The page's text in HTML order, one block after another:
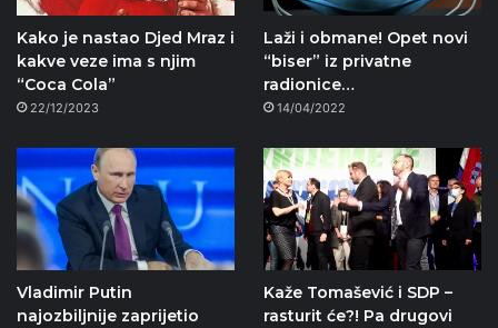
Kako je nastao Djed Mraz i
kakve veze ima s njim
“Coca Cola”
22/12/2023
Laži i obmane! Opet novi
“biser” iz privatne
radionice…
14/04/2022
Vladimir Putin
najozbiljnije zaprijetio
Kaže Tomašević i SDP –
rasturit će?! Pa drugovi